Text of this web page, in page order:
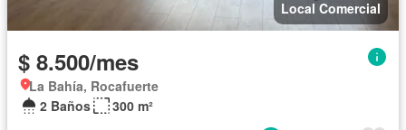
Local Comercial
$ 8.500/mes
La Bahía, Rocafuerte
2 Baños
300 m²